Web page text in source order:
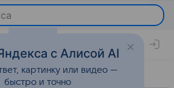
с Алисой AI
картинку или видео —
быстро и точно